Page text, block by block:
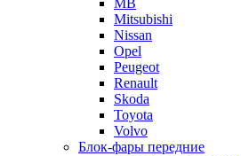
MB
Mitsubishi
Nissan
Opel
Peugeot
Renault
Skoda
Toyota
Volvo
Блок-фары передние